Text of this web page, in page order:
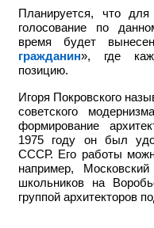
Планируется, что
голосование по
время будет
гражданин», где
позицию.
Игоря Покровского
советского
формирование
1975 году он был
СССР. Его работы
например,
школьников на
группой архитекторов